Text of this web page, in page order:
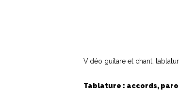
Vidéo guitare et chant,
Tablature : accords,